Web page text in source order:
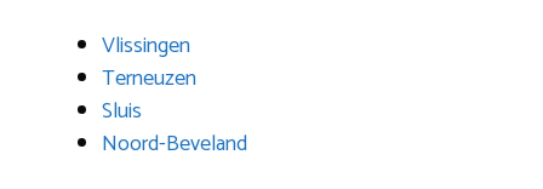
Vlissingen
Terneuzen
Sluis
Noord-Beveland